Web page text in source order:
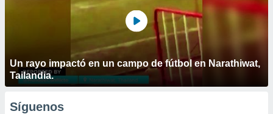
Un rayo impactó en un campo de fútbol en Narathiwat,
Tailandia.
Síguenos